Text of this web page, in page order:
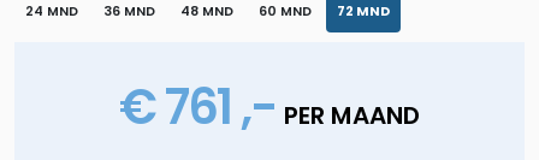
24 MND 36 MND 48 MND 60 MND 72 MND
€ 761 ,- PER MAAND